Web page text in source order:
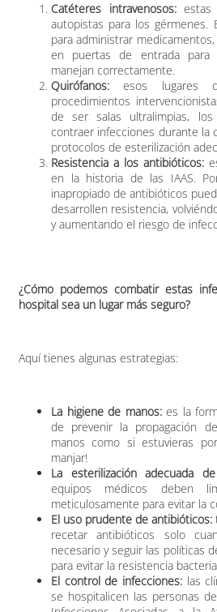
Catéteres intravenosos:estas
autopistas para los gérmenes.
para administrar
en puertas de entrada
manejan correctamente.
Quirófanos: esos lugares
procedimientos
de ser salas ultralimpias,
contraer infecciones durante la
protocolos de esterilización
Resistencia a los antibióticos:
en la historia de las IAAS.
inapropiado de antibióticos
desarrollen resistencia,
y aumentando el riesgo de
¿Cómo podemos combatir estas
hospital sea un lugar más seguro?
Aquí tienes algunas estrategias:
La higiene de manos:es la
de prevenir la propagación
manos como si estuvieras
manjar!
La esterilización adecuada
equipos médicos deben
meticulosamente para evitar la
El uso prudente de antibióticos:
recetar antibióticos solo
necesario y seguir las políticas
para evitar la resistencia
El control de infecciones:las
se hospitalicen las personas